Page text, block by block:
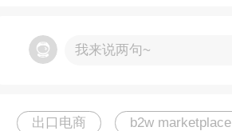
我来说两句~
出口电商 b2w marketplace